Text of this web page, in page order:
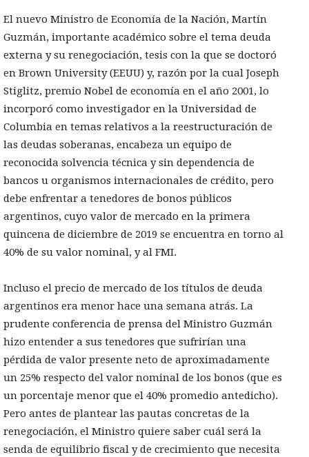
El nuevo Ministro de Economía de la Nación, Martín
Guzmán, importante académico sobre el tema deuda
externa y su renegociación, tesis con la que se doctoró
en Brown University (EEUU) y, razón por la cual Joseph
Stiglitz, premio Nobel de economía en el año 2001, lo
incorporó como investigador en la Universidad de
Columbia en temas relativos a la reestructuración de
las deudas soberanas, encabeza un equipo de
reconocida solvencia técnica y sin dependencia de
bancos u organismos internacionales de crédito, pero
debe enfrentar a tenedores de bonos públicos
argentinos, cuyo valor de mercado en la primera
quincena de diciembre de 2019 se encuentra en torno al
40% de su valor nominal, y al FMI.
Incluso el precio de mercado de los títulos de deuda
argentinos era menor hace una semana atrás. La
prudente conferencia de prensa del Ministro Guzmán
hizo entender a sus tenedores que sufrirían una
pérdida de valor presente neto de aproximadamente
un 25% respecto del valor nominal de los bonos (que es
un porcentaje menor que el 40% promedio antedicho).
Pero antes de plantear las pautas concretas de la
renegociación, el Ministro quiere saber cuál será la
senda de equilibrio fiscal y de crecimiento que necesita